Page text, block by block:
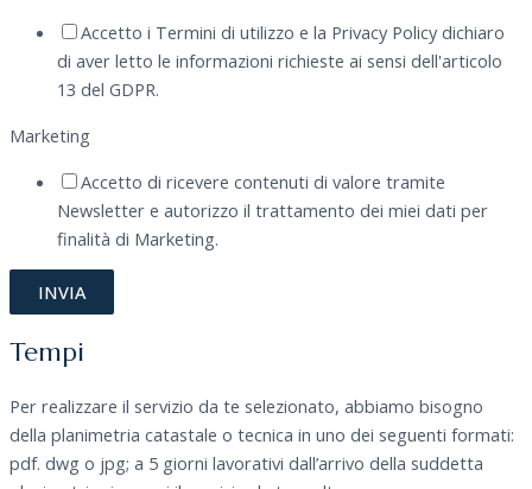
Accetto i Termini di utilizzo e la Privacy Policy dichiaro
di aver letto le informazioni richieste ai sensi dell'articolo
13 del GDPR.
Marketing
Accetto di ricevere contenuti di valore tramite
Newsletter e autorizzo il trattamento dei miei dati per
finalità di Marketing.
INVIA
Tempi
Per realizzare il servizio da te selezionato, abbiamo bisogno
della planimetria catastale o tecnica in uno dei seguenti formati:
pdf. dwg o jpg; a 5 giorni lavorativi dall’arrivo della suddetta